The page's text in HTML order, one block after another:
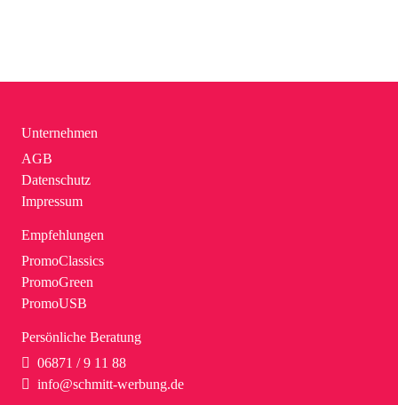
Unternehmen
AGB
Datenschutz
Impressum
Empfehlungen
PromoClassics
PromoGreen
PromoUSB
Persönliche Beratung
06871 / 9 11 88
info@schmitt-werbung.de